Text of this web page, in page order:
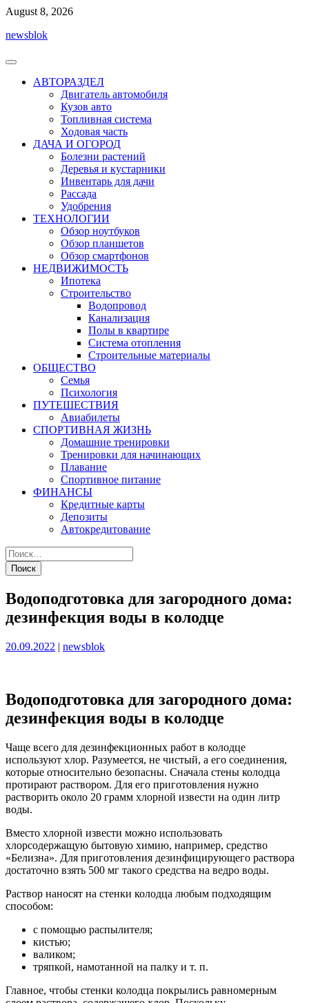
Перейти
содержимому
August 8, 2026
newsblok
АВТОРАЗДЕЛ
Двигатель автомобиля
Кузов авто
Топливная система
Ходовая часть
ДАЧА И ОГОРОД
Болезни растений
Деревья и кустарники
Инвентарь для дачи
Рассада
Удобрения
ТЕХНОЛОГИИ
Обзор ноутбуков
Обзор планшетов
Обзор смартфонов
НЕДВИЖИМОСТЬ
Ипотека
Строительство
Водопровод
Канализация
Полы в квартире
Система отопления
Строительные материалы
ОБЩЕСТВО
Семья
Психология
ПУТЕШЕСТВИЯ
Авиабилеты
СПОРТИВНАЯ ЖИЗНЬ
Домашние тренировки
Тренировки для начинающих
Плавание
Спортивное питание
ФИНАНСЫ
Кредитные карты
Депозиты
Автокредитование
Водоподготовка для загородного дома:
дезинфекция воды в колодце
Опубликовано
20.09.2022 | Опубликовано
newsblok
Водоподготовка для загородного дома:
дезинфекция воды в колодце
Чаще всего для дезинфекционных работ в колодце
используют хлор. Разумеется, не чистый, а его соединения,
которые относительно безопасны. Сначала стены колодца
протирают раствором. Для его приготовления нужно
растворить около 20 грамм хлорной извести на один литр
воды.
Вместо хлорной извести можно использовать
хлорсодержащую бытовую химию, например, средство
«Белизна». Для приготовления дезинфицирующего раствора
достаточно взять 500 мг такого средства на ведро воды.
Раствор наносят на стенки колодца любым подходящим
способом:
с помощью распылителя;
кистью;
валиком;
тряпкой, намотанной на палку и т. п.
Главное, чтобы стенки колодца покрылись равномерным